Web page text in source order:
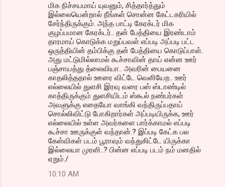
மிக நிச்சயமாய் யுவனும், சித்தார்த்தும்
இல்லையென்றால் நீங்கள் சொன்ன கேட்டகரியில்
சேர்ந்திருக்கும். அந்த பாட்டி கேரக்டர் மிக
குழப்பமான கேரக்டர்.. தன் பேத்தியை இரண்டாம்
தாரமாய் கொடுக்க மறுப்பவள் எப்படி அப்படி பட்ட
ஒருத்தியின் தம்பிக்கு தன் பேத்தியை கொடுப்பாள்.
அது மட்டுமில்லாமல் கூச்சாவின் தாய் என்ன ஊர்
பஞ்சாயத்து த்லைவியா.. அவரின் பையனை
காதலித்ததால் ஊரை விட்டே வெளியேற.. ஊர்
எல்லையில் துளசி இரவு வரை பஸ் ஸ்டாண்டில்
காத்திருக்கும் துளசியிடம் ஸ்கூல் நண்பர்கள்
அவளுக்கு எதையோ வாங்கி வந்திருப்பதாய்
சொல்லிவிட்டு போகிறார்கள் அப்படியிருக்க, ஊர்
எல்லையில் உள்ள அவர்களை பார்க்காமல் எப்படி
கூச்சா ஊருக்குள் வந்தான்.? இப்படி கேட்க பல
கேள்விகள் படம் பூராவும் வந்துகிட்டே யிருக்கா
இல்லையா முரளி..? பின்ன எப்படி படம் நம் மனதில்
ஏறும்./
10:10 AM